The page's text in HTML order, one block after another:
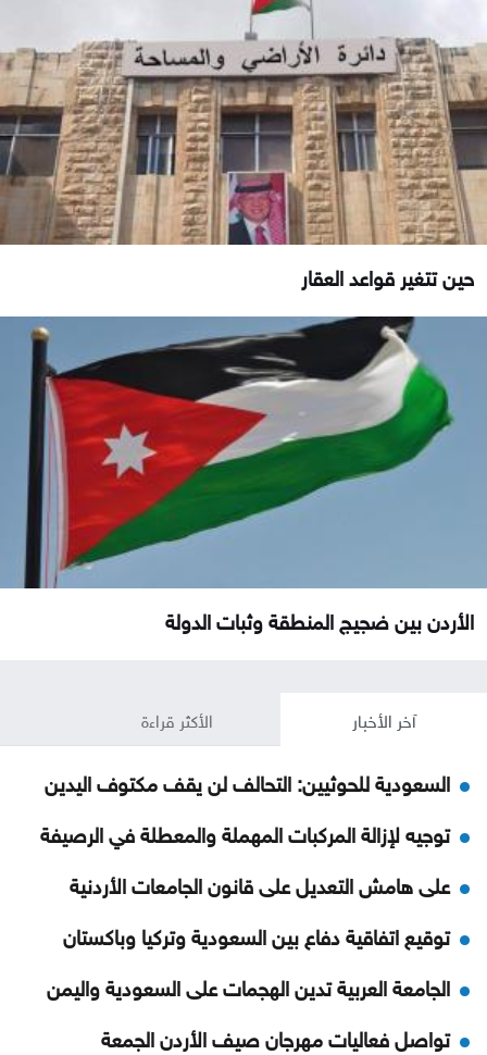
حين تتغير قواعد العقار
الأردن بين ضجيج المنطقة وثبات الدولة
آخر الأخبار الأكثر قراءة
السعودية للحوثيين: التحالف لن يقف مكتوف اليدين
توجيه لإزالة المركبات المهملة والمعطلة في الرصيفة
على هامش التعديل على قانون الجامعات الأردنية
توقيع اتفاقية دفاع بين السعودية وتركيا وباكستان
الجامعة العربية تدين الهجمات على السعودية واليمن
تواصل فعاليات مهرجان صيف الأردن الجمعة